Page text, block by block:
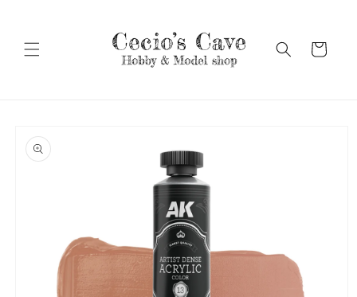
Carrello
informazioni
sul prodotto